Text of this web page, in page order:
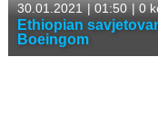
30.01.2021 |01:50 |0
Ethiopian
Boeingom